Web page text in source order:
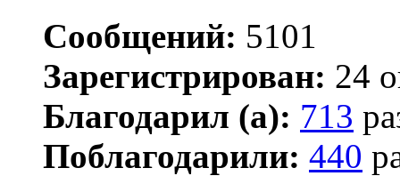
Сообщений: 5101
Зарегистрирован: 24
Благодарил (а): 713
Поблагодарили: 440